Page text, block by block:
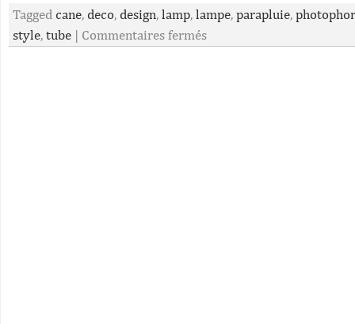
Tagged cane, deco, design, lamp, lampe, parapluie,
style, tube | Commentaires fermés